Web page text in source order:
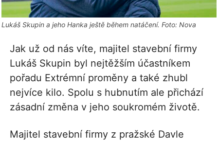
Lukáš Skupin a jeho Hanka ještě během natáčení. Foto: Nova
Jak už od nás víte, majitel stavební firmy
Lukáš Skupin byl nejtěžším účastníkem
pořadu Extrémní proměny a také zhubl
nejvíce kilo. Spolu s hubnutím ale přichází
zásadní změna v jeho soukromém životě.
Majitel stavební firmy z pražské Davle